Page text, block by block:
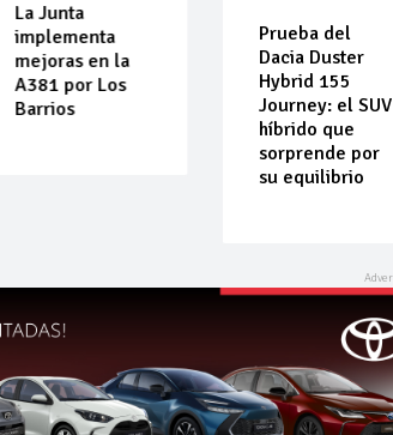
La Junta
implementa
mejoras en la
A381 por Los
Barrios
Prueba del
Dacia Duster
Hybrid 155
Journey: el SUV
híbrido que
sorprende por
su equilibrio